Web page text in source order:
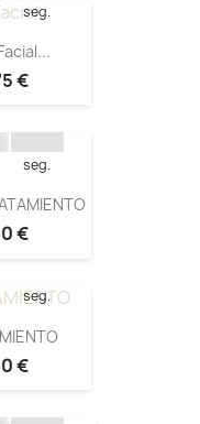
seg.
€
seg.
€24
seg.
€